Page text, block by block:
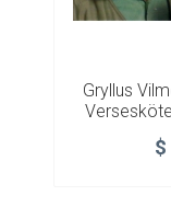
Gryllus
$